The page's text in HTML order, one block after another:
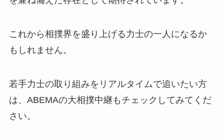
これから相撲界を盛り上げる力士の一人になるか
もしれません。
若手力士の取り組みをリアルタイムで追いたい方
は、ABEMAの大相撲中継もチェックしてみてくだ
さい。